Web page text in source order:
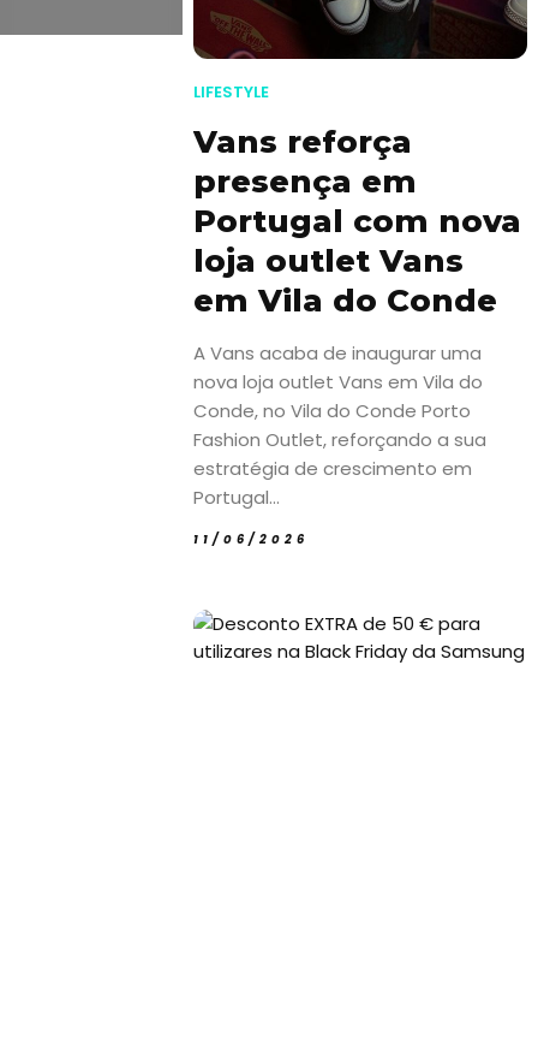
LIFESTYLE
Vans reforça
presença em
Portugal com nova
loja outlet Vans
em Vila do Conde
A Vans acaba de inaugurar uma
nova loja outlet Vans em Vila do
Conde, no Vila do Conde Porto
Fashion Outlet, reforçando a sua
estratégia de crescimento em
Portugal...
11/06/2026